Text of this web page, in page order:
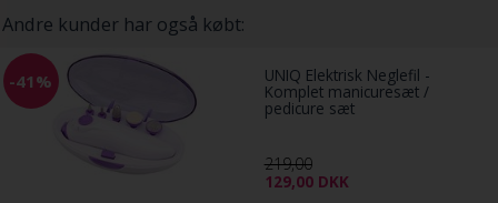
Andre kunder har også købt:
-41% UNIQ Elektrisk Neglefil -
Komplet manicuresæt /
pedicure sæt
219,00
129,00 DKK